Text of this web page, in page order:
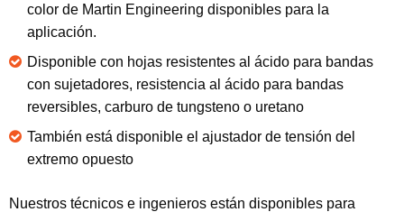
color de Martin Engineering disponibles para la
aplicación.
Disponible con hojas resistentes al ácido para bandas
con sujetadores, resistencia al ácido para bandas
reversibles, carburo de tungsteno o uretano
También está disponible el ajustador de tensión del
extremo opuesto
Nuestros técnicos e ingenieros están disponibles para